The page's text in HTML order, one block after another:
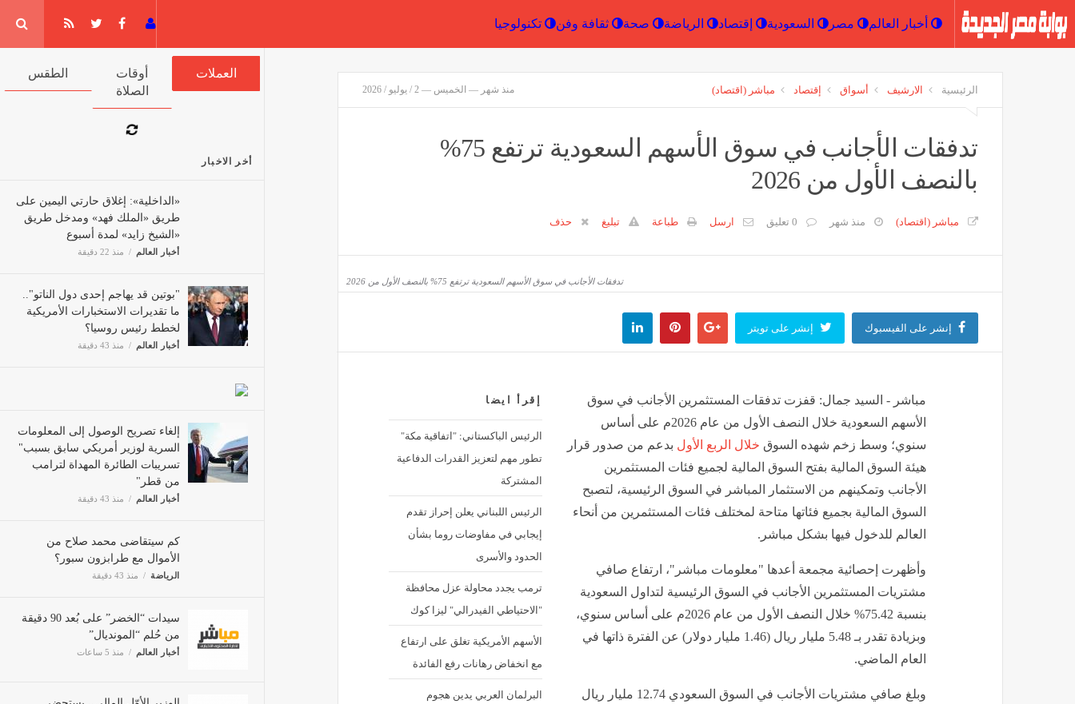
أخبار العالم مصر السعودية إقتصاد الرياضة صحة
العملات أوقات الصلاة الطقس
أخر الاخبار
على طريق «الملك فهد» ومدخل
طريق «الشيخ زايد» لمدة أسبوع
أخبار العالم
ما تقديرات الاستخبارات الأمريكية
لخطط رئيس روسيا؟
أخبار العالم منذ 43 دقيقة
السرية لوزير أمريكي سابق بسبب"
تسريبات الطائرة المهداة لترامب
من قطر"
أخبار العالم
الأموال مع طرابزون سبور؟
الرياضة منذ 43 دقيقة
من حُلم “المونديال”
أخبار العالم منذ 5 ساعات
الوزير الأوّل المالي.. يستحضر
الرئيسية الارشيف أسواق إقتصاد مباشر (اقتصاد) منذ شهر — الخميس — 2 / يوليو / 2026
تدفقات الأجانب في سوق الأسهم السعودية ترتفع 75%
بالنصف الأول من 2026
مباشر (اقتصاد) منذ شهر 0 تعليق ارسل طباعة تبليغ حذف
تدفقات الأجانب في سوق الأسهم السعودية ترتفع 75% بالنصف الأول من 2026
إنشر على الفيسبوك إنشر على تويتر
إقرأ ايضا
الرئيس الباكستاني: "اتفاقية مكة"
تطور مهم لتعزيز القدرات الدفاعية
المشتركة
الرئيس اللبناني يعلن إحراز تقدم
إيجابي في مفاوضات روما بشأن
الحدود والأسرى
ترمب يجدد محاولة عزل محافظة
"الاحتياطي الفيدرالي" ليزا كوك
الأسهم الأمريكية تغلق على ارتفاع
مع انخفاض رهانات رفع الفائدة
البرلمان العربي يدين هجوم
مباشر - السيد جمال: قفزت تدفقات المستثمرين الأجانب في سوق
الأسهم السعودية خلال النصف الأول من عام 2026م على أساس
سنوي؛ وسط زخم شهده السوق خلال الربع الأول بدعم من صدور قرار
هيئة السوق المالية بفتح السوق المالية لجميع فئات المستثمرين
الأجانب وتمكينهم من الاستثمار المباشر في السوق الرئيسية، لتصبح
السوق المالية بجميع فئاتها متاحة لمختلف فئات المستثمرين من أنحاء
العالم للدخول فيها بشكل مباشر .
وأظهرت إحصائية مجمعة أعدها "معلومات مباشر"، ارتفاع صافي
مشتريات المستثمرين الأجانب في السوق الرئيسية لتداول السعودية
بنسبة 75.42% خلال النصف الأول من عام 2026م على أساس سنوي،
وبزيادة تقدر بـ 5.48 مليار ريال (1.46 مليار دولار) عن الفترة ذاتها في
العام الماضي.
وبلغ صافي مشتريات الأجانب في السوق السعودي 12.74 مليار ريال